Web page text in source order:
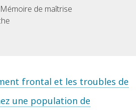
Mémoire de maîtrise
frontal et les troubles de
une population de